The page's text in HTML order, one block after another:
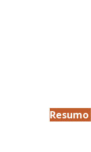
Resumo